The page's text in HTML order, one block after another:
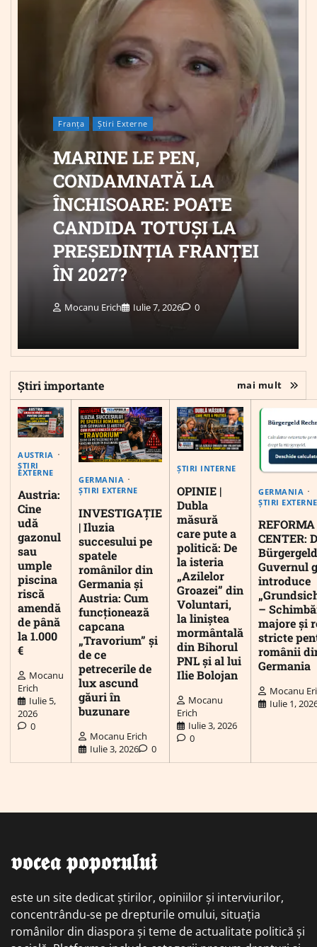
Franța Știri Externe
MARINE LE PEN,
CONDAMNATĂ LA
ÎNCHISOARE: POATE
CANDIDA TOTUȘI LA
PREȘEDINȚIA FRANȚEI
ÎN 2027?
Mocanu Erich Iulie 7, 2026 0
Știri importante mai mult
AUSTRIA
ȘTIRI
EXTERNE
Austria:
Cine
udă
gazonul
sau
umple
piscina
riscă
amendă
de până
la 1.000
€
Mocanu
Erich
Iulie 5,
2026
0
GERMANIA
ȘTIRI EXTERNE
INVESTIGAȚIE
| Iluzia
succesului pe
spatele
românilor din
Germania și
Austria: Cum
funcționează
capcana
„Travorium” și
de ce
petrecerile de
lux ascund
găuri în
buzunare
Mocanu Erich
Iulie 3, 2026
0
ȘTIRI INTERNE
OPINIE |
Dubla
măsură
care pute a
politică: De
la isteria
„Azilelor
Groazei” din
Voluntari,
la liniștea
mormântală
din Bihorul
PNL și al lui
Ilie Bolojan
Mocanu
Erich
Iulie 3, 2026
0
GERMANIA
ȘTIRI EXTERNE
CENTER:
Guvernul
introduce
–
majore și
stricte
românii
Germania
Mocanu
Iulie 1,
𝖛𝖔𝖈𝖊𝖆 𝖕𝖔𝖕𝖔𝖗𝖚𝖑𝖚𝖎
este un site dedicat știrilor, opiniilor și interviurilor,
concentrându-se pe drepturile omului, situația
românilor din diaspora și teme de actualitate politică și